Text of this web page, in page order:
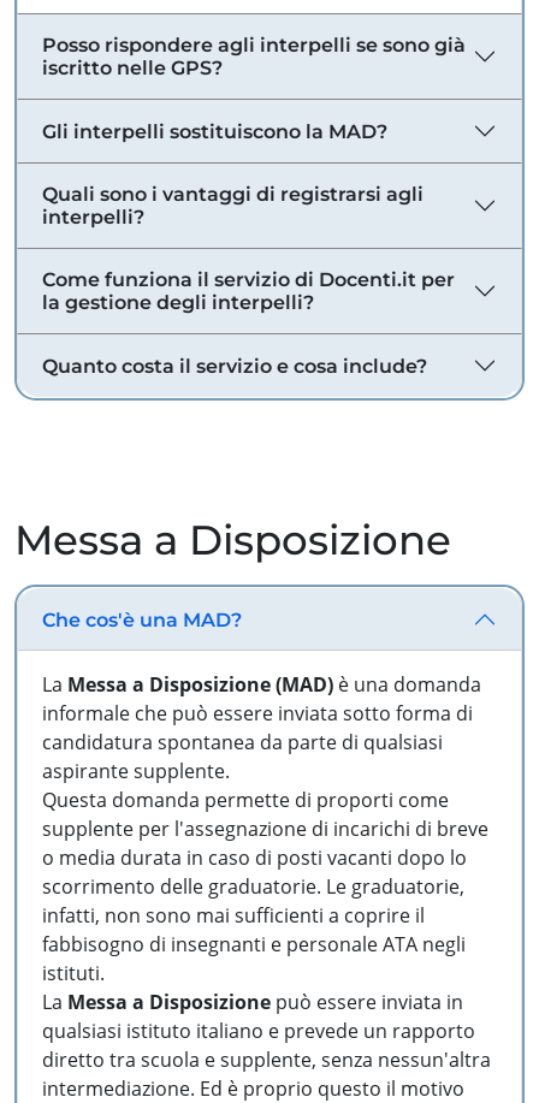
Posso rispondere agli interpelli se sono già
iscritto nelle GPS?
Gli interpelli sostituiscono la MAD?
Quali sono i vantaggi di registrarsi agli
interpelli?
Come funziona il servizio di Docenti.it per
la gestione degli interpelli?
Quanto costa il servizio e cosa include?
Messa a Disposizione
Che cos'è una MAD?
La Messa a Disposizione (MAD) è una domanda
informale che può essere inviata sotto forma di
candidatura spontanea da parte di qualsiasi
aspirante supplente.
Questa domanda permette di proporti come
supplente per l'assegnazione di incarichi di breve
o media durata in caso di posti vacanti dopo lo
scorrimento delle graduatorie. Le graduatorie,
infatti, non sono mai sufficienti a coprire il
fabbisogno di insegnanti e personale ATA negli
istituti.
La Messa a Disposizione può essere inviata in
qualsiasi istituto italiano e prevede un rapporto
diretto tra scuola e supplente, senza nessun'altra
intermediazione. Ed è proprio questo il motivo